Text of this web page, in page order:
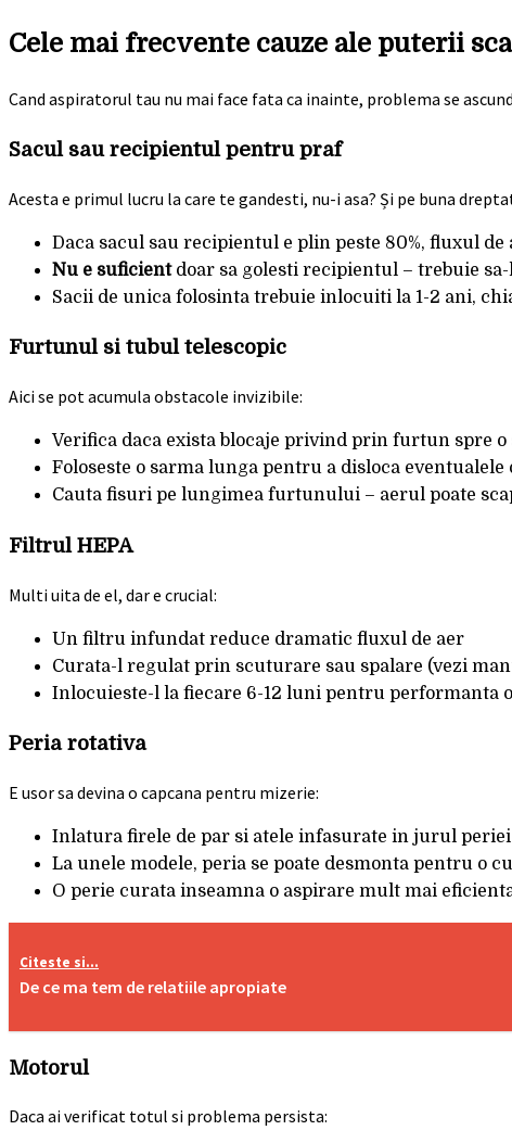
Cele mai frecvente cauze ale puterii
Cand aspiratorul tau nu mai face fata ca inainte, problema se
Sacul sau recipientul pentru praf
Acesta e primul lucru la care te gandesti, nu-i asa? Și pe buna
Daca sacul sau recipientul e plin peste 80%, fluxul de
Nu e suficientdoar sa golesti recipientul – trebuie
Sacii de unica folosinta trebuie inlocuiti la 1-2 ani,
Furtunul si tubul telescopic
Aici se pot acumula obstacole invizibile:
Verifica daca exista blocaje privind prin furtun spre
Foloseste o sarma lunga pentru a disloca
Cauta fisuri pe lungimea furtunului – aerul poate
Filtrul HEPA
Multi uita de el, dar e crucial:
Un filtru infundat reduce dramatic fluxul de aer
Curata-l regulat prin scuturare sau spalare (vezi
Inlocuieste-l la fiecare 6-12 luni pentru performanta
Peria rotativa
E usor sa devina o capcana pentru mizerie:
Inlatura firele de par si atele infasurate in jurul periei
La unele modele, peria se poate desmonta pentru o
O perie curata inseamna o aspirare mult mai
Citeste si...
De ce ma tem de relatiile apropiate
Motorul
Daca ai verificat totul si problema persista: